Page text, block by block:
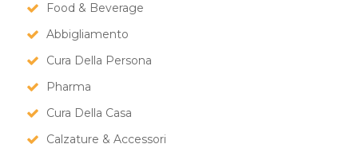
Food & Beverage
Abbigliamento
Cura Della Persona
Pharma
Cura Della Casa
Calzature & Accessori